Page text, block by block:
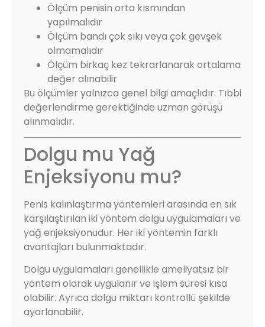
Ölçüm penisin orta kısmından
yapılmalıdır
Ölçüm bandı çok sıkı veya çok gevşek
olmamalıdır
Ölçüm birkaç kez tekrarlanarak ortalama
değer alınabilir
Bu ölçümler yalnızca genel bilgi amaçlıdır. Tıbbi
değerlendirme gerektiğinde uzman görüşü
alınmalıdır.
Dolgu mu Yağ
Enjeksiyonu mu?
Penis kalınlaştırma yöntemleri arasında en sık
karşılaştırılan iki yöntem dolgu uygulamaları ve
yağ enjeksiyonudur. Her iki yöntemin farklı
avantajları bulunmaktadır.
Dolgu uygulamaları genellikle ameliyatsız bir
yöntem olarak uygulanır ve işlem süresi kısa
olabilir. Ayrıca dolgu miktarı kontrollü şekilde
ayarlanabilir.